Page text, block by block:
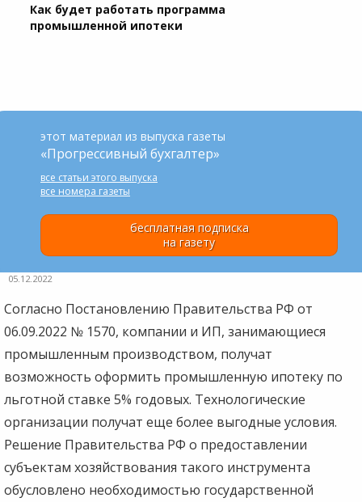
Как будет работать программа
промышленной ипотеки
этот материал из выпуска газеты
«Прогрессивный бухгалтер»
все статьи этого выпуска
все номера газеты
бесплатная подписка
на газету
05.12.2022
Согласно Постановлению Правительства РФ от
06.09.2022 № 1570, компании и ИП, занимающиеся
промышленным производством, получат
возможность оформить промышленную ипотеку по
льготной ставке 5% годовых. Технологические
организации получат еще более выгодные условия.
Решение Правительства РФ о предоставлении
субъектам хозяйствования такого инструмента
обусловлено необходимостью государственной